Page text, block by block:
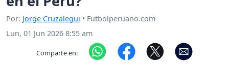
Por: Jorge Cruzalegui • Futbolperuano.com
Lun, 01 Jun 2026 8:55 am
Comparte en: